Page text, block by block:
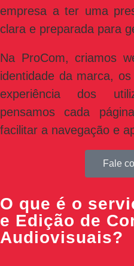
empresa a ter uma
clara e preparada para
Na ProCom, criamos
identidade da marca,
experiência dos
pensamos cada
facilitar a navegação e
Fale
O que é o
e Edição de
Audiovisuais?